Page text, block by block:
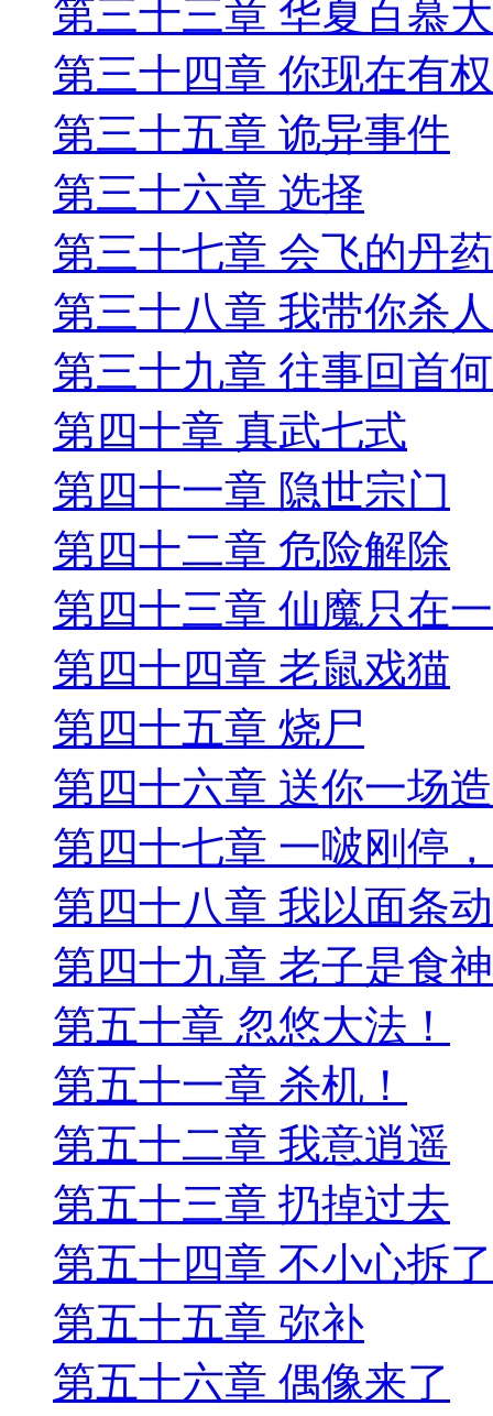
第三十三章 华夏百慕大
第三十四章 你现在有
第三十五章 诡异事件
第三十六章 选择
第三十七章 会飞的丹药
第三十八章 我带你杀
第三十九章 往事回首
第四十章 真武七式
第四十一章 隐世宗门
第四十二章 危险解除
第四十三章 仙魔只在
第四十四章 老鼠戏猫
第四十五章 烧尸
第四十六章 送你一场
第四十七章 一啵刚停
第四十八章 我以面条
第四十九章 老子是食
第五十章 忽悠大法！
第五十一章 杀机！
第五十二章 我意逍遥
第五十三章 扔掉过去
第五十四章 不小心拆
第五十五章 弥补
第五十六章 偶像来了